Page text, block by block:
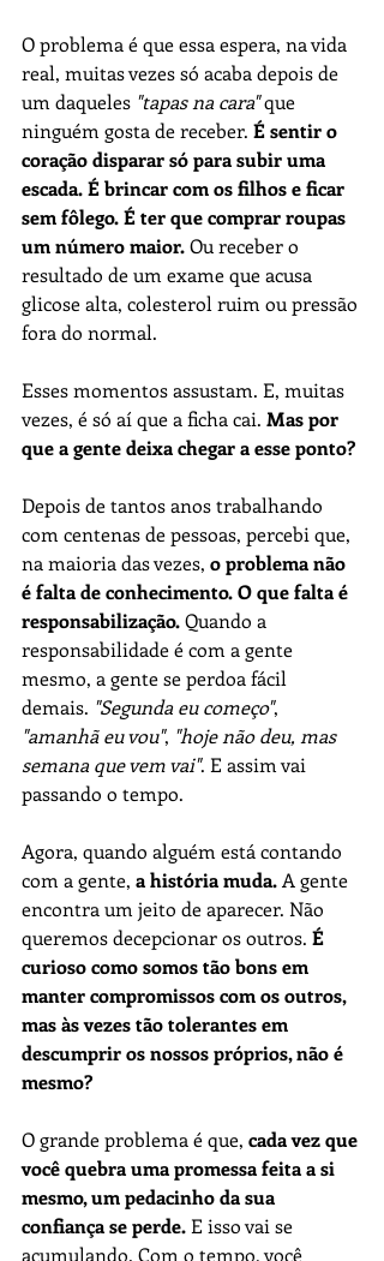
O problema é que essa espera, na vida
real, muitas vezes só acaba depois de
um daqueles "tapas na cara" que
ninguém gosta de receber. É sentir o
coração disparar só para subir uma
escada. É brincar com os filhos e ficar
sem fôlego. É ter que comprar roupas
um número maior. Ou receber o
resultado de um exame que acusa
glicose alta, colesterol ruim ou pressão
fora do normal.
Esses momentos assustam. E, muitas
vezes, é só aí que a ficha cai. Mas por
que a gente deixa chegar a esse ponto?
Depois de tantos anos trabalhando
com centenas de pessoas, percebi que,
na maioria das vezes, o problema não
é falta de conhecimento. O que falta é
responsabilização. Quando a
responsabilidade é com a gente
mesmo, a gente se perdoa fácil
demais. "Segunda eu começo",
"amanhã eu vou", "hoje não deu, mas
semana que vem vai". E assim vai
passando o tempo.
Agora, quando alguém está contando
com a gente, a história muda. A gente
encontra um jeito de aparecer. Não
queremos decepcionar os outros. É
curioso como somos tão bons em
manter compromissos com os outros,
mas às vezes tão tolerantes em
descumprir os nossos próprios, não é
mesmo?
O grande problema é que, cada vez que
você quebra uma promessa feita a si
mesmo, um pedacinho da sua
confiança se perde. E isso vai se
acumulando. Com o tempo, você